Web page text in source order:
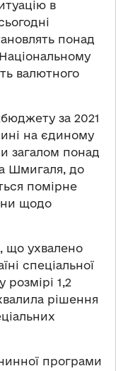
в
понад
валютного
за 2021
на єдиному
загалом понад
Шмигаля, до
помірне
щодо
що ухвалено
спеціальної
1,2
рішення
програми